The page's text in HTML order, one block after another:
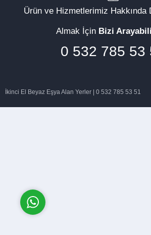
Ürün ve Hizmetlerimiz Hakkında
Almak İçin Bizi
0 532 785 53
İkinci El Beyaz Eşya Alan Yerler | 0 532 785 53 51